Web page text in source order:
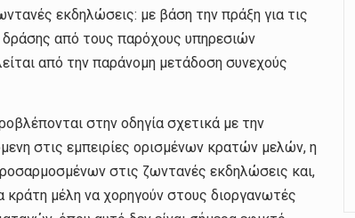
εκδηλώσεις: με βάση την πράξη για τις
δράσης από τους παρόχους υπηρεσιών
από την παράνομη μετάδοση συνεχούς
στην οδηγία σχετικά με την
στις εμπειρίες ορισμένων κρατών μελών, η
στις ζωντανές εκδηλώσεις και,
μέλη να χορηγούν στους διοργανωτές